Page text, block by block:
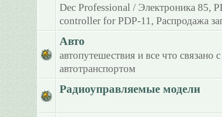
Dec Professional / Электроника 85,
controller for PDP-11 , Распродажа
Авто
автопутешествия и все что связано с
автотранспортом
Радиоуправляемые модели